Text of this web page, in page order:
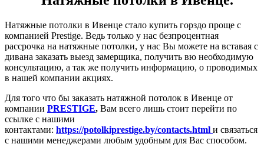
Натяжные потолки в Ивенце стало купить горздо проще с
компанией Prestige. Ведь только у нас безпроцентная
рассрочка на натяжные потолки, у нас Вы можете на вставая с
дивана заказать выезд замерщика, получить вю необходимую
консультацию, а так же получить информацию, о проводимых
в нашей компании акциях.
Для того что бы заказать натяжной потолок в Ивенце от
компании PRESTIGE, Вам всего лишь стоит перейти по
ссылке с нашими
контактами: https://potolkiprestige.by/contacts.html и связаться
с нашими менеджерами любым удобным для Вас способом.